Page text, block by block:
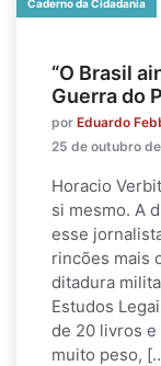
Caderno da Cidadania
“O Brasil
Guerra do
por Eduardo
25 de outubro de
Horacio
si mesmo. A
esse
rincões mais
ditadura
Estudos
de 20 livros
muito peso,